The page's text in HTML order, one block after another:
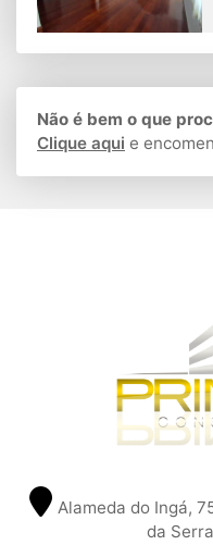
Não é bem o que
Clique aqui e
Alameda do Ingá,
da